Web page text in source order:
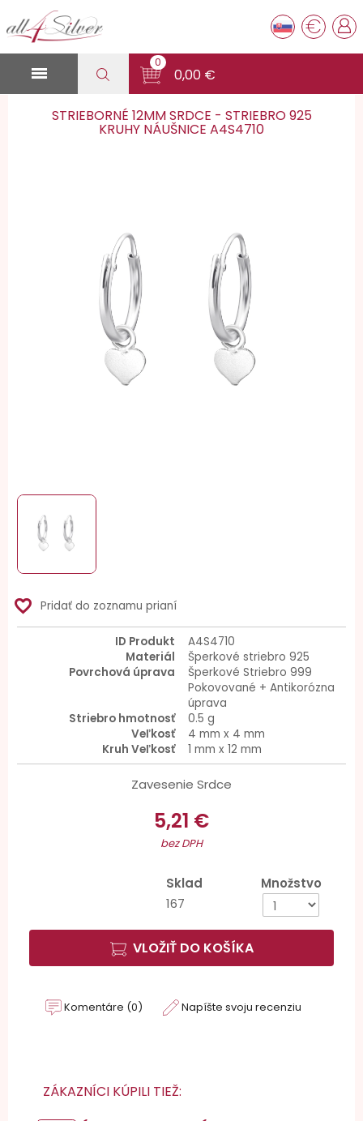
€

0
0,00 €
STRIEBORNÉ 12MM SRDCE - STRIEBRO 925
KRUHY NÁUŠNICE A4S4710
favorite_border Pridať do zoznamu prianí
ID Produkt
A4S4710
Materiál
Šperkové striebro 925
Povrchová úprava
Šperkové Striebro 999
Pokovované + Antikorózna
úprava
Striebro hmotnosť
0.5 g
Veľkosť
4 mm x 4 mm
Kruh Veľkosť
1 mm x 12 mm
Zavesenie Srdce
5,21 €
bez DPH
Sklad
167
Množstvo
VLOŽIŤ DO KOŠÍKA
Komentáre (0) Napíšte svoju recenziu
ZÁKAZNÍCI KÚPILI TIEŽ: